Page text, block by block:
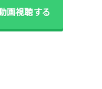
画視聴する